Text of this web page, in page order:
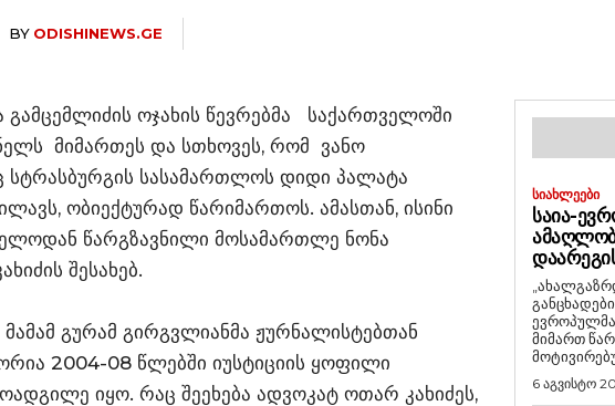
BY ODISHINEWS.GE
ოჯახის წევრებმა საქართველოში
მიმართეს და სთხოვეს, რომ ვანო
სტრასბურგის სასამართლოს დიდი პალატა
ობიექტურად წარიმართოს. ამასთან, ისინი
წარგზავნილი მოსამართლე ნონა
შესახებ.
გურამ გირგვლიანმა ჟურნალისტებთან
2004-08 წლებში იუსტიციის ყოფილი
იყო. რაც შეეხება ადვოკატ ოთარ კახიძეს,
ᲡᲘᲐᲮᲚᲔᲔᲑᲘ
ᲡᲐᲘᲐ-
მიმართ
6 აგვისტო